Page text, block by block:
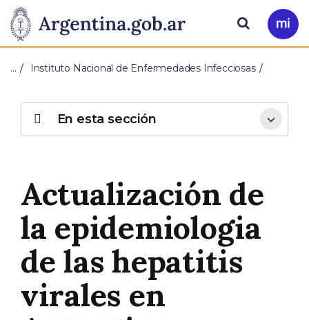
Presidencia
de
Nación
Pasar al contenido principal
Ir
a
Buscar
… Instituto Nacional de Enfermedades Infecciosas
Actualización de
la epidemiologia
de las hepatitis
virales en
En esta sección